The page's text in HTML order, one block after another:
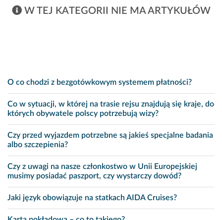
W TEJ KATEGORII NIE MA ARTYKUŁÓW
O co chodzi z bezgotówkowym systemem płatności?
Co w sytuacji, w której na trasie rejsu znajdują się kraje, do
których obywatele polscy potrzebują wizy?
Czy przed wyjazdem potrzebne są jakieś specjalne badania
albo szczepienia?
Czy z uwagi na nasze członkostwo w Unii Europejskiej
musimy posiadać paszport, czy wystarczy dowód?
Jaki język obowiązuje na statkach AIDA Cruises?